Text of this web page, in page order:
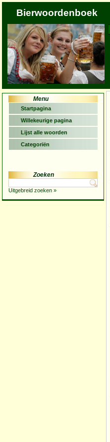
Bierwoordenboek
Menu
Startpagina
Willekeurige pagina
Lijst alle woorden
Categoriën
Zoeken
Uitgebreid zoeken »